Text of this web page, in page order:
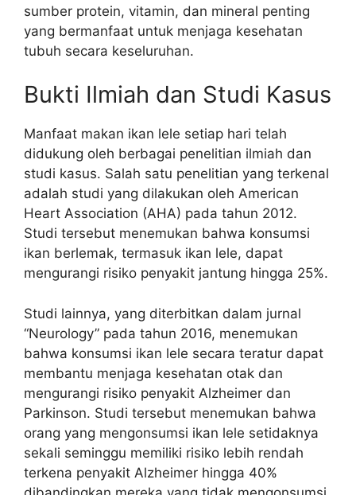
sumber protein, vitamin, dan mineral penting
yang bermanfaat untuk menjaga kesehatan
tubuh secara keseluruhan.
Bukti Ilmiah dan Studi Kasus
Manfaat makan ikan lele setiap hari telah
didukung oleh berbagai penelitian ilmiah dan
studi kasus. Salah satu penelitian yang terkenal
adalah studi yang dilakukan oleh American
Heart Association (AHA) pada tahun 2012.
Studi tersebut menemukan bahwa konsumsi
ikan berlemak, termasuk ikan lele, dapat
mengurangi risiko penyakit jantung hingga 25%.
Studi lainnya, yang diterbitkan dalam jurnal
“Neurology” pada tahun 2016, menemukan
bahwa konsumsi ikan lele secara teratur dapat
membantu menjaga kesehatan otak dan
mengurangi risiko penyakit Alzheimer dan
Parkinson. Studi tersebut menemukan bahwa
orang yang mengonsumsi ikan lele setidaknya
sekali seminggu memiliki risiko lebih rendah
terkena penyakit Alzheimer hingga 40%